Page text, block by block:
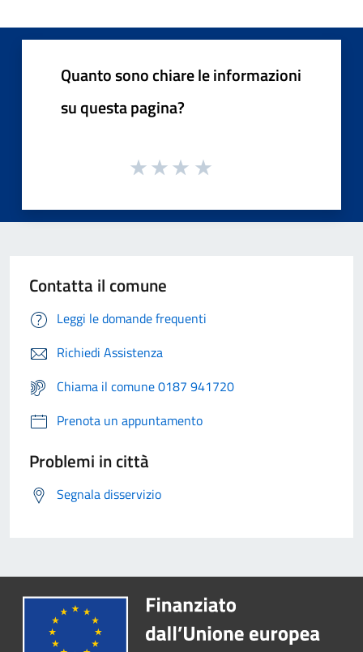
Quanto sono chiare le informazioni
su questa pagina?
Contatta il comune
Leggi le domande frequenti
Richiedi Assistenza
Chiama il comune 0187 941720
Prenota un appuntamento
Problemi in città
Segnala disservizio